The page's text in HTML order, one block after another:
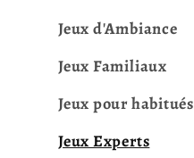
Jeux d'Ambiance
Jeux Familiaux
Jeux pour habitués
Jeux Experts